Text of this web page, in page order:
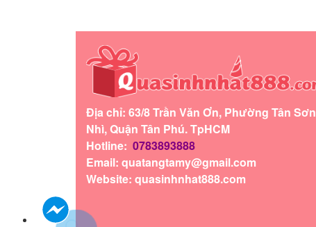
Địa chỉ: 63/8 Trần Văn Ơn, Phường Tân Sơn
Nhì, Quận Tân Phú. TpHCM
Hotline: 0783893888
Email: quatangtamy@gmail.com
Website: quasinhnhat888.com